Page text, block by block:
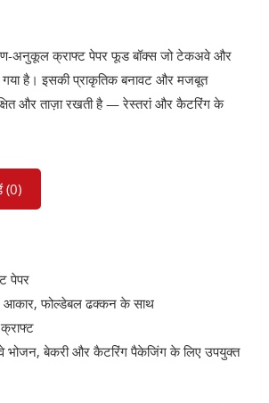
अनुकूल क्राफ्ट पेपर फूड बॉक्स जो टेकअवे और
गया है। इसकी प्राकृतिक बनावट और मजबूत
और ताज़ा रखती है — रेस्तरां और कैटरिंग के
(0)
पेपर
आकार, फोल्डेबल ढक्कन के साथ
बेकरी और कैटरिंग पैकेजिंग के लिए उपयुक्त